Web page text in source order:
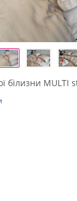
білизни MULTI